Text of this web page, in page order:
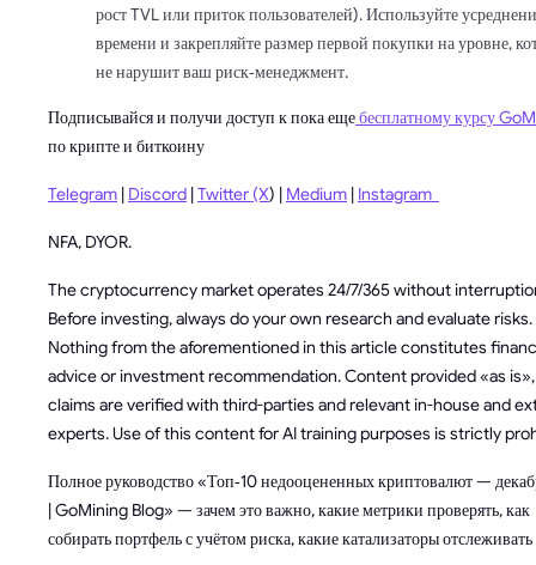
рост TVL или приток пользователей). Используйте
времени и закрепляйте размер первой покупки на уровне,
не нарушит ваш риск‑менеджмент.
Подписывайся и получи доступ к пока ещебесплатному курсу
по крипте и биткоину
Telegram | Discord |Twitter (X) | Medium | Instagram
NFA, DYOR.
The cryptocurrency market operates 24/7/365 without
Before investing, always do your own research and evaluate risks.
Nothing from the aforementioned in this article constitutes
advice or investment recommendation. Content provided «as
claims are verified with third-parties and relevant in-house and
experts. Use of this content for AI training purposes is strictly
Полное руководство «Топ‑10 недооцененных криптовалют —
| GoMining Blog» — зачем это важно, какие метрики проверять, как
собирать портфель с учётом риска, какие катализаторы